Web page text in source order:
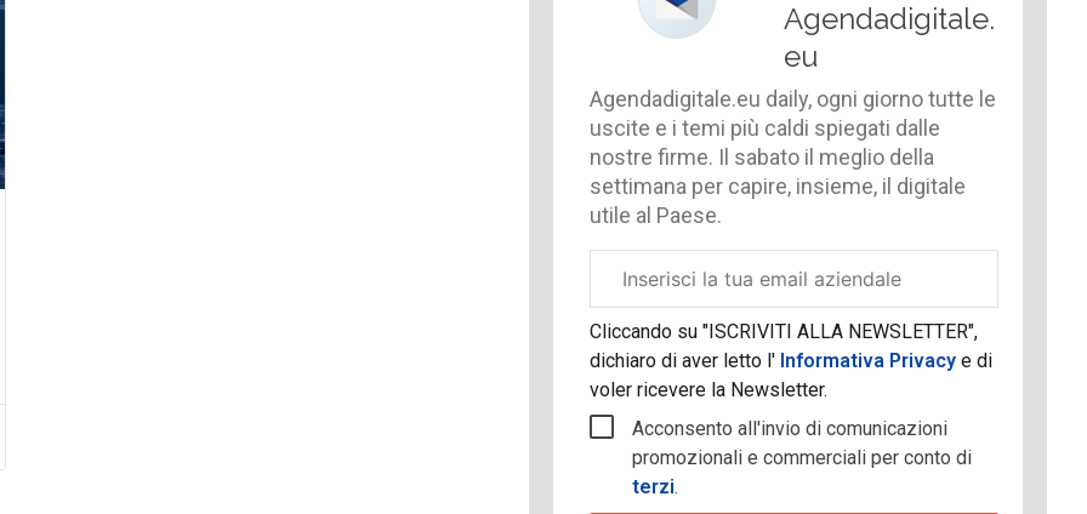
Agendadigitale.
eu
Agendadigitale.eu daily, ogni giorno tutte le
uscite e i temi più caldi spiegati dalle
nostre firme. Il sabato il meglio della
settimana per capire, insieme, il digitale
utile al Paese.
aziendale
Cliccando su "ISCRIVITI ALLA NEWSLETTER",
dichiaro di aver letto l' Informativa Privacye di
voler ricevere la Newsletter.
Acconsento all'invio di comunicazioni
promozionali e commerciali per conto di
terzi.